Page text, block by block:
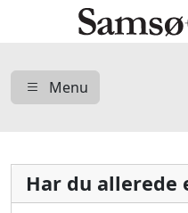
Menu
Har du allerede